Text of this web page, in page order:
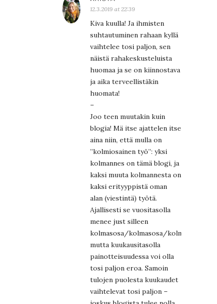
12.3.2019 at 22:39
Kiva kuulla! Ja ihmisten
suhtautuminen rahaan kyllä
vaihtelee tosi paljon, sen
näistä rahakeskusteluista
huomaa ja se on kiinnostava
ja aika terveellistäkin
huomata!
–
Joo teen muutakin kuin
blogia! Mä itse ajattelen itse
aina niin, että mulla on
”kolmiosainen työ”: yksi
kolmannes on tämä blogi, ja
kaksi muuta kolmannesta on
kaksi erityyppistä oman
alan (viestintä) työtä.
Ajallisesti se vuositasolla
menee just silleen
kolmasosa/kolmasosa/kolmasosa,
mutta kuukausitasolla
painotteisuudessa voi olla
tosi paljon eroa. Samoin
tulojen puolesta kuukaudet
vaihtelevat tosi paljon –